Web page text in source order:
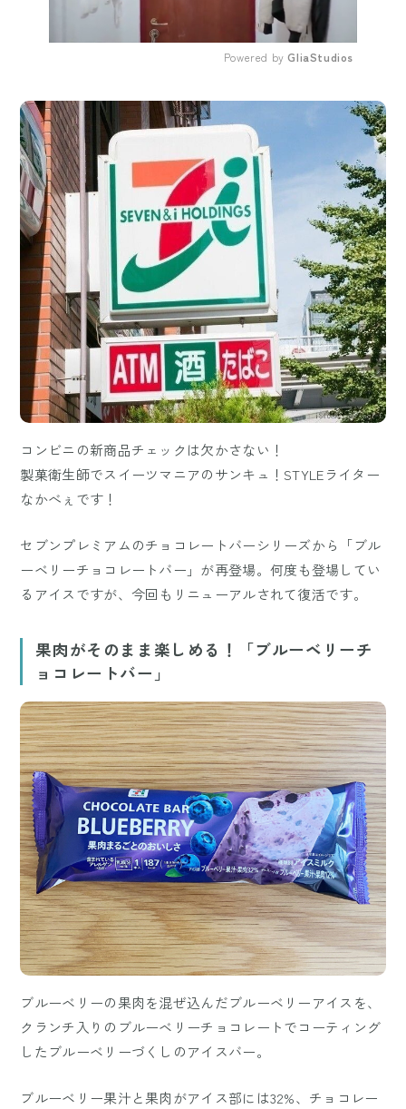
Powered by GliaStudios
コンビニの新商品チェックは欠かさない！
製菓衛生師でスイーツマニアのサンキュ！STYLEライター
なかべぇです！
セブンプレミアムのチョコレートバーシリーズから「ブル
ーベリーチョコレートバー」が再登場。何度も登場してい
るアイスですが、今回もリニューアルされて復活です。
果肉がそのまま楽しめる！「ブルーベリーチ
ョコレートバー」
ブルーベリーの果肉を混ぜ込んだブルーベリーアイスを、
クランチ入りのブルーベリーチョコレートでコーティング
したブルーベリーづくしのアイスバー。
ブルーベリー果汁と果肉がアイス部には32%、チョコレー